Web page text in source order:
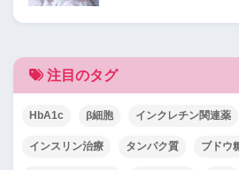
注目のタグ
HbA1c β細胞 インクレチン関連薬
インスリン治療 タンパク質 ブドウ